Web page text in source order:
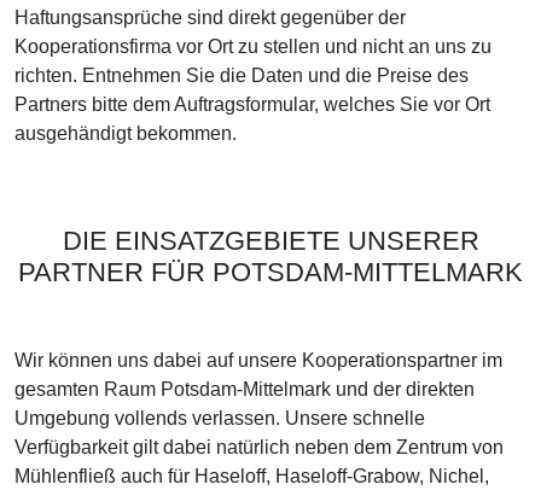
Haftungsansprüche sind direkt gegenüber der
Kooperationsfirma vor Ort zu stellen und nicht an uns zu
richten. Entnehmen Sie die Daten und die Preise des
Partners bitte dem Auftragsformular, welches Sie vor Ort
ausgehändigt bekommen.
DIE EINSATZGEBIETE UNSERER
PARTNER FÜR POTSDAM-MITTELMARK
Wir können uns dabei auf unsere Kooperationspartner im
gesamten Raum Potsdam-Mittelmark und der direkten
Umgebung vollends verlassen. Unsere schnelle
Verfügbarkeit gilt dabei natürlich neben dem Zentrum von
Mühlenfließ auch für Haseloff, Haseloff-Grabow, Nichel,